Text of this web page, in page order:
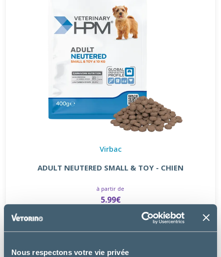
Nous respectons votre vie privée
Virbac
ADULT NEUTERED SMALL & TOY - CHIEN
à partir de
5.99€